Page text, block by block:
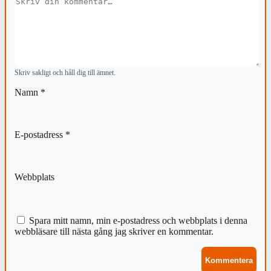
Skriv sakligt och håll dig till ämnet.
Namn *
E-postadress *
Webbplats
Spara mitt namn, min e-postadress och webbplats i denna
webbläsare till nästa gång jag skriver en kommentar.